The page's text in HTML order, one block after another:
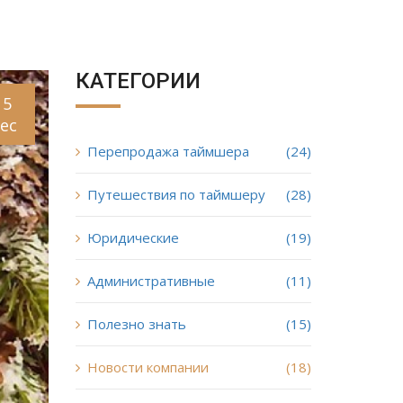
КАТЕГОРИИ
Перепродажа таймшера (24)
Путешествия по таймшеру (28)
Юридические (19)
Административные (11)
Полезно знать (15)
Новости компании (18)